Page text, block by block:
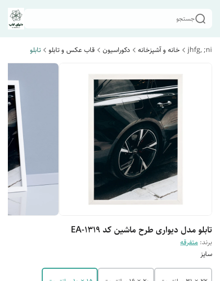
جستجو
jhfg, ;ni خانه و آشپزخانه دکوراسیون قاب عکس و تابلو تابلو
تابلو مدل دیواری طرح ماشین کد EA-1319
برند: متفرقه
سایز